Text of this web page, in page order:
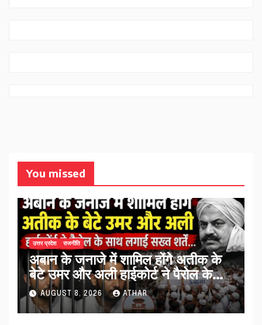
You missed
उत्तर प्रदेश राजनीति
अबान के जनाजे में शामिल होंगे अतीक के
बेटे उमर और अली हाईकोर्ट ने पैरोल के
साथ लगाईं सख्त शर्तें…
AUGUST 8, 2026 ATHAR